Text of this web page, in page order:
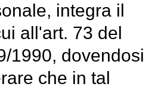
integra il
all'art. 73 del
1990, dovendosi
che in tal